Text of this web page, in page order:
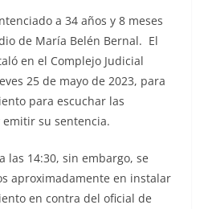
a 34 años y 8 meses
de María Belén Bernal. El
en el Complejo Judicial
25 de mayo de 2023, para
para escuchar las
su sentencia.
las 14:30, sin embargo, se
aproximadamente en instalar
en contra del oficial de